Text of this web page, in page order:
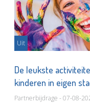
Uit
De leukste
kinderen in eigen
Partnerbijdrage - 07-08-